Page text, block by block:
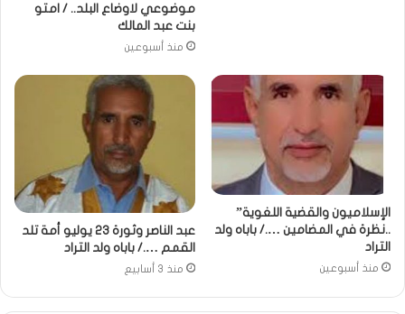
موضوعي لاوضاع البلد.. / امتو
بنت عبد المالك
منذ أسبوعين
الإسلاميون والقضية اللغوية”
..نظرة في المضامين …./ باباه ولد
التراد
منذ أسبوعين
عبد الناصر وثورة 23 يوليو أمة تلد
القمم …./ باباه ولد التراد
منذ 3 أسابيع